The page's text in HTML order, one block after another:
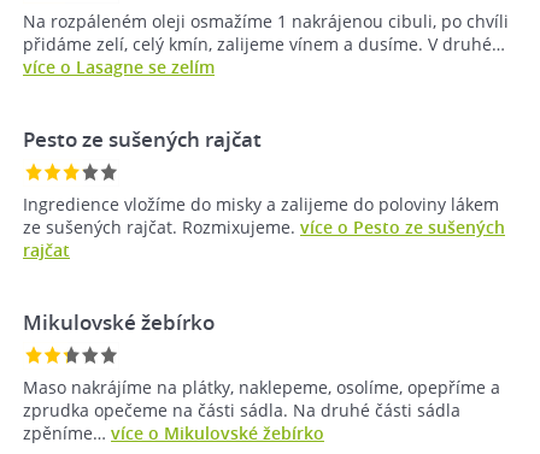
Na rozpáleném oleji osmažíme 1 nakrájenou cibuli, po chvíli
přidáme zelí, celý kmín, zalijeme vínem a dusíme. V druhé…
více o Lasagne se zelím
Pesto ze sušených rajčat
Ingredience vložíme do misky a zalijeme do poloviny lákem
ze sušených rajčat. Rozmixujeme. více o Pesto ze sušených
rajčat
Mikulovské žebírko
Maso nakrájíme na plátky, naklepeme, osolíme, opepříme a
zprudka opečeme na části sádla. Na druhé části sádla
zpěníme… více o Mikulovské žebírko